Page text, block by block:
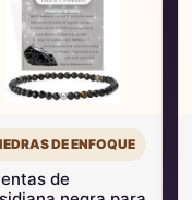
DE ENFOQUE
de